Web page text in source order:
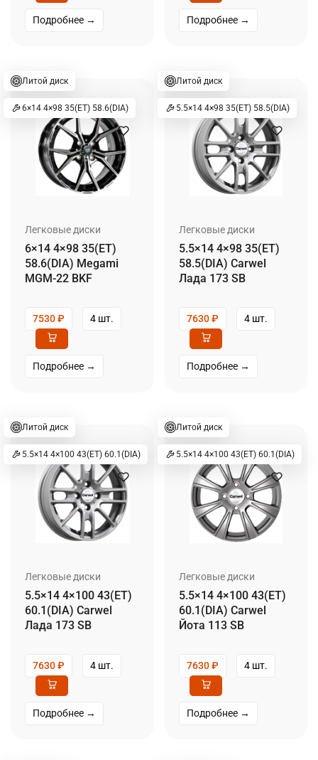
Подробнее → Подробнее →
Литой диск
6×14 4×98 35(ET) 58.6(DIA)
Легковые диски
6×14 4×98 35(ET)
58.6(DIA) Megami
MGM-22 BKF
7530₽ 4 шт.
Подробнее →
Литой диск
5.5×14 4×98 35(ET) 58.5(DIA)
Легковые диски
5.5×14 4×98 35(ET)
58.5(DIA) Carwel
Лада 173 SB
7630₽ 4 шт.
Подробнее →
Литой диск
5.5×14 4×100 43(ET) 60.1(DIA)
Легковые диски
5.5×14 4×100 43(ET)
60.1(DIA) Carwel
Лада 173 SB
7630₽ 4 шт.
Подробнее →
Литой диск
5.5×14 4×100 43(ET) 60.1(DIA)
Легковые диски
5.5×14 4×100 43(ET)
60.1(DIA) Carwel
Йота 113 SB
7630₽ 4 шт.
Подробнее →